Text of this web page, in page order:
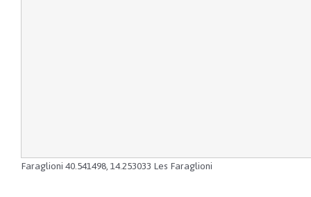
Faraglioni40.541498,14.253033Les Faraglioni